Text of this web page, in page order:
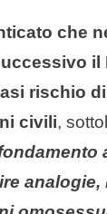
che
il
rischio
civili,
analogie,